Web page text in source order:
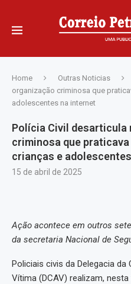
Home Outras Noticias
organização criminosa que
adolescentes na internet
Polícia Civil desarticula
criminosa que
crianças e
15 de abril de 2025
Ação acontece em outros
da secretaria Nacional de
Policiais civis da Delegacia
Vítima (DCAV) realizam,